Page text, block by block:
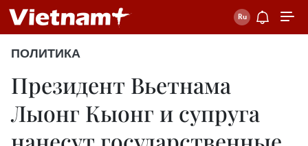
ПОЛИТИКА
Президент Вьетнама
Лыонг Кыонг и супруга